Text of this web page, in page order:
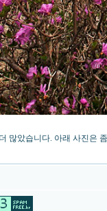
많았습니다. 아래 사진은